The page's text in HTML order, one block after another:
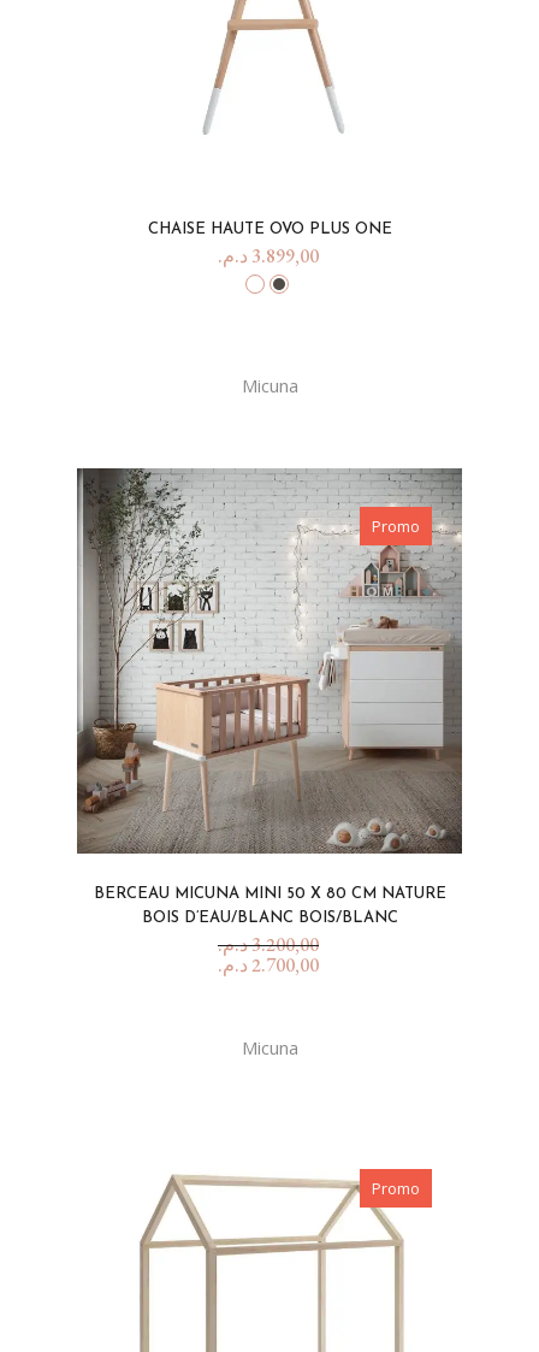
CHAISE HAUTE OVO PLUS ONE
3.899,00 د.م.
Micuna
Promo
BERCEAU MICUNA MINI 50 X 80 CM NATURE
BOIS D’EAU/BLANC BOIS/BLANC
3.200,00د.م.
2.700,00د.م.
Micuna
Promo